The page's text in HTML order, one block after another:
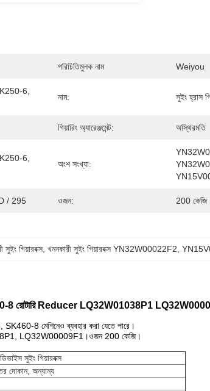
পরিচিতিমুলক নাম Weiyou
6,
নাম: সুইং হ্রাস
গিয়ারিং অ্যারেঞ্জমেন্ট: অস্থিরমতি
6,
অংশ সংখ্যা:
/ 295 ওজন: 200 কেজি
গিয়ারবক্স , খননকারী সুইং গিয়ারবক্স YN32W00022F2 ,
8 রোটারি Reducer LQ32W01038P1
8 মেশিনেও ব্যবহার করা যেতে পারে।
LQ32W00009F1।ওজন 200 কেজি।
সুইং গিয়ারবক্স
দোকান, অন্যান্য